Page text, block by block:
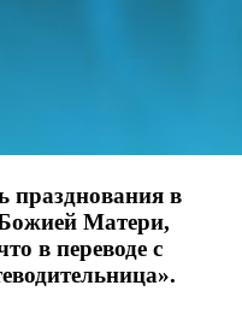
празднования в
Матери,
в переводе с